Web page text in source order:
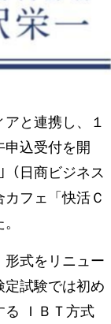
と連携し、１
申込受付を開
日商ビジネス
フェ「快活Ｃ
式をリニュー
試験では初め
る ＩＢＴ方式